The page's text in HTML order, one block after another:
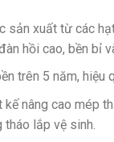
sản xuất từ các
hồi cao, bền bỉ
trên 5 năm, hiệu
kế nâng cao mép
tháo lắp vệ sinh.